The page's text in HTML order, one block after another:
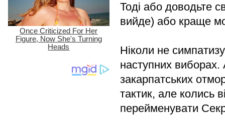
Тоді або доводьте
вийде) або краще
Ніколи не
наступних виборах.
закарпатських
тактик, але колись
перейменувати